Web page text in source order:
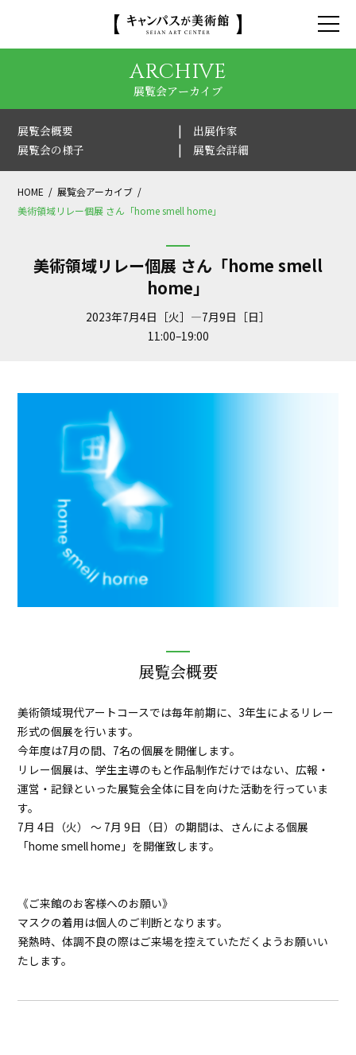
ARCHIVE
展覧会アーカイブ
展覧会概要
出展作家
展覧会の様子
展覧会詳細
HOME
展覧会アーカイブ
美術領域リレー個展 さん「home smell home」
美術領域リレー個展 さん「home smell
home」
2023年7月4日［火］—7月9日［日］
11:00–19:00
展覧会概要
美術領域現代アートコースでは毎年前期に、3年生によるリレー
形式の個展を行います。
今年度は7月の間、7名の個展を開催します。
リレー個展は、学生主導のもと作品制作だけではない、広報・
運営・記録といった展覧会全体に目を向けた活動を行っていま
す。
7月 4日（火） ～ 7月 9日（日） の期間は、さんによる個展
「home smell home」を開催致します。
《ご来館のお客様へのお願い》
マスクの着用は個人のご判断となります。
発熱時、体調不良の際はご来場を控えていただくようお願いい
たします。